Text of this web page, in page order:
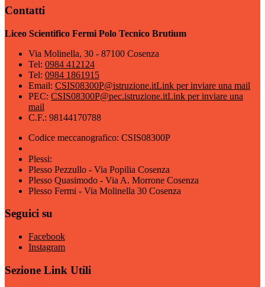
Contatti
Liceo Scientifico Fermi Polo Tecnico Brutium
Via Molinella, 30 - 87100 Cosenza
Tel: 0984 412124
Tel: 0984 1861915
Email: CSIS08300P@istruzione.itLink per inviare una mail
PEC: CSIS08300P@pec.istruzione.itLink per inviare una
mail
C.F.: 98144170788
Codice meccanografico: CSIS08300P
Plessi:
Plesso Pezzullo - Via Popilia Cosenza
Plesso Quasimodo - Via A. Morrone Cosenza
Plesso Fermi - Via Molinella 30 Cosenza
Seguici su
Facebook
Instagram
Sezione Link Utili